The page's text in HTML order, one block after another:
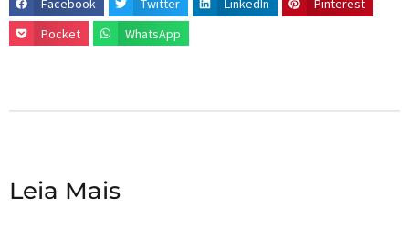
Facebook Twitter LinkedIn
Pinterest
Pocket
WhatsApp
Leia Mais